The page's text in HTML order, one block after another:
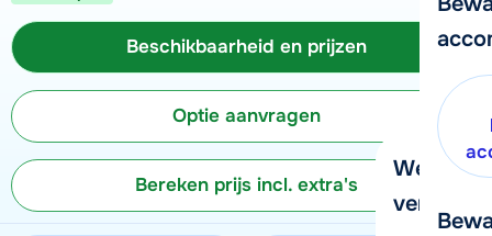
We
verder!
Beschikbaarheid en prijzen
Optie aanvragen
Bereken prijs incl. extra's